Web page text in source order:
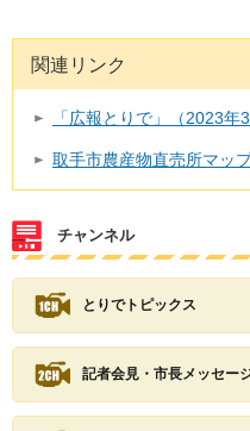
関連リンク
「広報とりで」（2023年
取手市農産物直売所マッ
チャンネル
とりでトピックス
記者会見・市長メッセー